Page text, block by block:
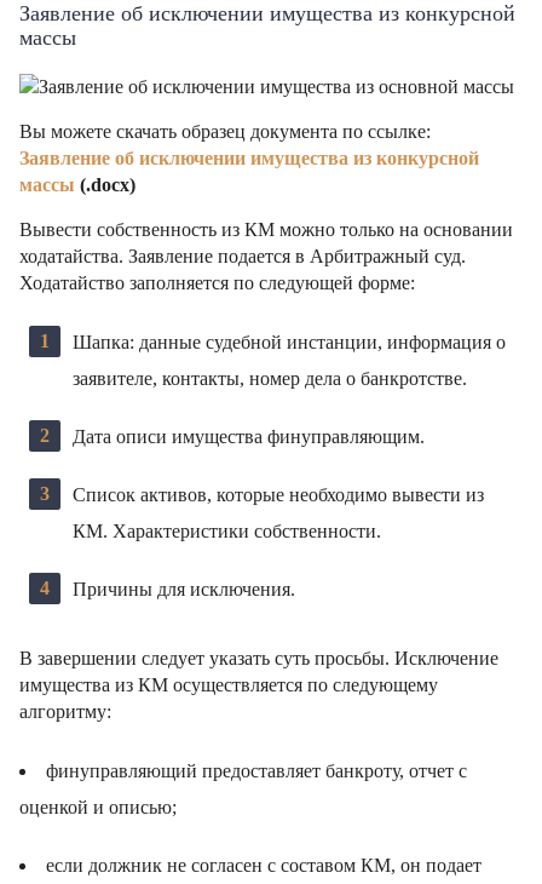
Заявление об исключении имущества из конкурсной
массы
Вы можете скачать образец документа по ссылке:
Заявление об исключении имущества из конкурсной
массы (.docx)
Вывести собственность из КМ можно только на основании
ходатайства. Заявление подается в Арбитражный суд.
Ходатайство заполняется по следующей форме:
Шапка: данные судебной инстанции, информация о
заявителе, контакты, номер дела о банкротстве.
Дата описи имущества финуправляющим.
Список активов, которые необходимо вывести из
КМ. Характеристики собственности.
Причины для исключения.
В завершении следует указать суть просьбы. Исключение
имущества из КМ осуществляется по следующему
алгоритму:
финуправляющий предоставляет банкроту, отчет с
оценкой и описью;
если должник не согласен с составом КМ, он подает